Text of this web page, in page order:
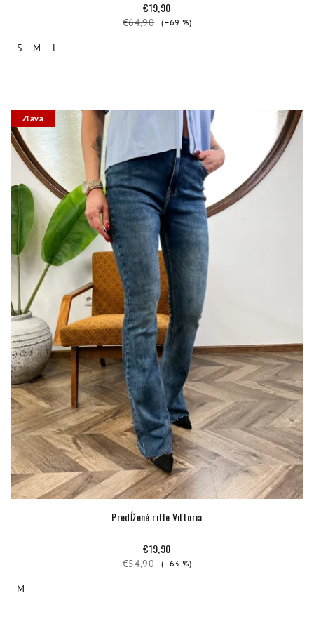
€19,90
€64,90 (–69 %)
S M L
Zľava
Predĺžené rifle Vittoria
€19,90
€54,90 (–63 %)
M